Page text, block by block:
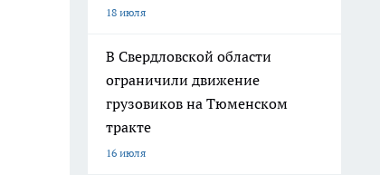
18 июля
В Свердловской области
ограничили движение
грузовиков на Тюменском
тракте
16 июля